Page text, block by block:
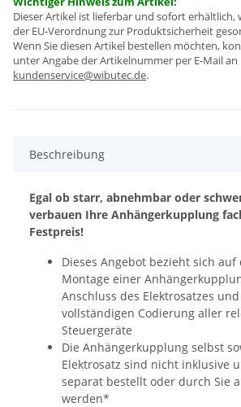
Dieser Artikel ist lieferbar und sofort erhältlich,
der EU-Verordnung zur Produktsicherheit
Wenn Sie diesen Artikel bestellen möchten,
unter Angabe der Artikelnummer per E-Mail an
kundenservice@wibutec.de.
Beschreibung
Egal ob starr, abnehmbar oder
verbauen Ihre Anhängerkupplung
Festpreis!
Dieses Angebot bezieht sich
Montage einer
Anschluss des Elektrosatzes
vollständigen Codierung aller
Steuergeräte
Die Anhängerkupplung selbst
Elektrosatz sind nicht inklusive
separat bestellt oder durch Sie
werden*